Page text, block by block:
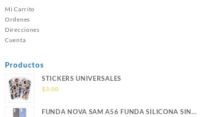
Mi Carrito
Ordenes
Direcciones
Cuenta
Productos
STICKERS UNIVERSALES
$3.00
FUNDA NOVA SAM A56 FUNDA SILICONA SIN